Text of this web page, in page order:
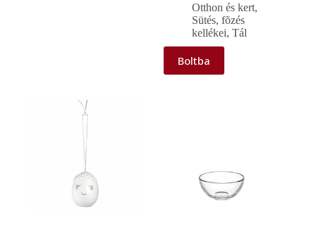
Otthon és kert,
Sütés, fõzés
kellékei,Tál
Boltba